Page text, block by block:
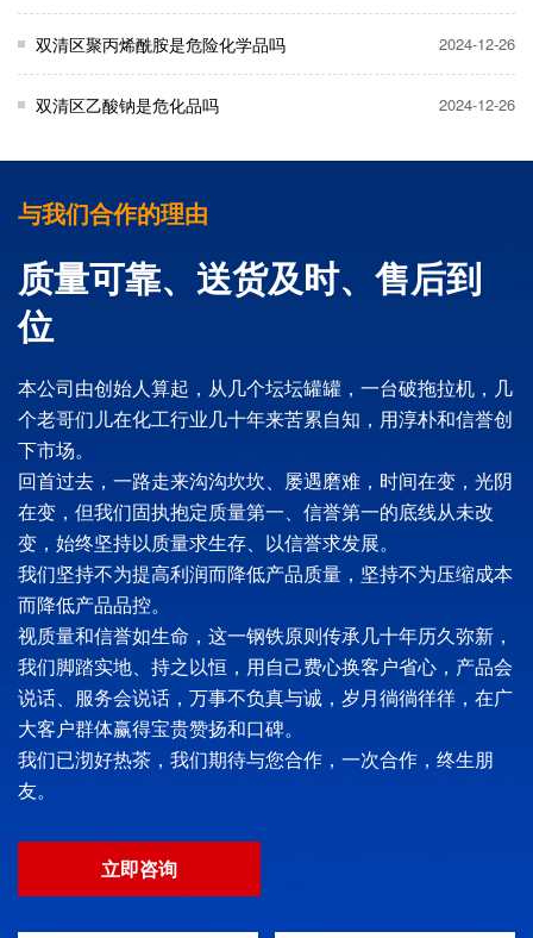
双清区聚丙烯酰胺是危险化学品吗 2024-12-26
双清区乙酸钠是危化品吗 2024-12-26
与我们合作的理由
质量可靠、送货及时、售后到
位
本公司由创始人算起，从几个坛坛罐罐，一台破拖拉机，几
个老哥们儿在化工行业几十年来苦累自知，用淳朴和信誉创
下市场。
回首过去，一路走来沟沟坎坎、屡遇磨难，时间在变，光阴
在变，但我们固执抱定质量第一、信誉第一的底线从未改
变，始终坚持以质量求生存、以信誉求发展。
我们坚持不为提高利润而降低产品质量，坚持不为压缩成本
而降低产品品控。
视质量和信誉如生命，这一钢铁原则传承几十年历久弥新，
我们脚踏实地、持之以恒，用自己费心换客户省心，产品会
说话、服务会说话，万事不负真与诚，岁月徜徜徉徉，在广
大客户群体赢得宝贵赞扬和口碑。
我们已沏好热茶，我们期待与您合作，一次合作，终生朋
友。
立即咨询